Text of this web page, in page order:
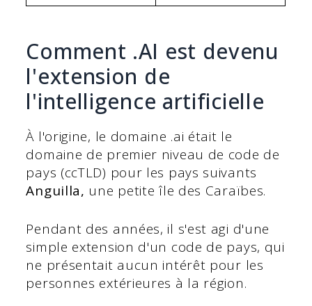
Comment .AI est devenu
l'extension de
l'intelligence artificielle
À l'origine, le domaine .ai était le
domaine de premier niveau de code de
pays (ccTLD) pour les pays suivants
Anguilla, une petite île des Caraïbes.
Pendant des années, il s'est agi d'une
simple extension d'un code de pays, qui
ne présentait aucun intérêt pour les
personnes extérieures à la région.